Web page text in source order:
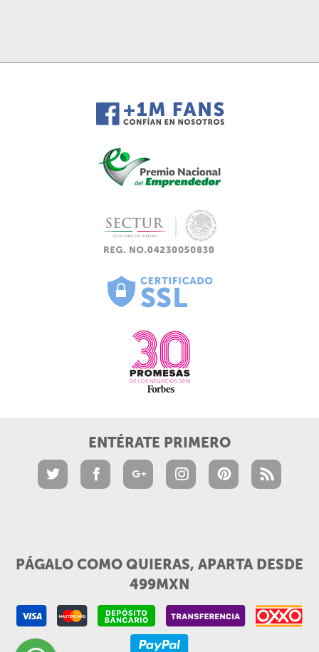
ENTÉRATE PRIMERO
PÁGALO COMO QUIERAS, APARTA DESDE
499MXN